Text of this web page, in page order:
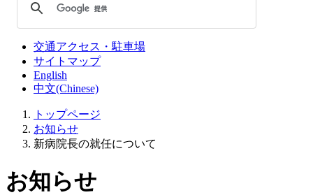
交通アクセス・駐車場
サイトマップ
English
中文(Chinese)
トップページ
お知らせ
新病院長の就任について
お知らせ